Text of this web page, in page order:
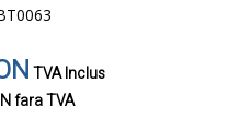
TVA Inclus
fara TVA